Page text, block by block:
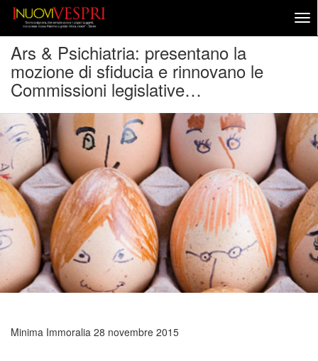
Ars & Psichiatria: presentano la
mozione di sfiducia e rinnovano le
Commissioni legislative…
Minima Immoralia 28 novembre 2015